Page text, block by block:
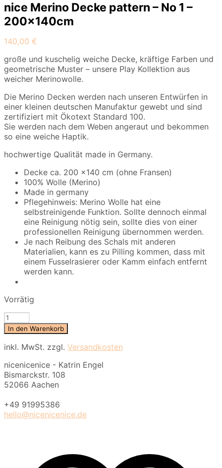
nice Merino Decke pattern – No 1 –
200x140cm
140,00 €
große und kuschelig weiche Decke, kräftige Farben und
geometrische Muster – unsere Play Kollektion aus
weicher Merinowolle.
Die Merino Decken werden nach unseren Entwürfen in
einer kleinen deutschen Manufaktur gewebt und sind
zertifiziert mit Ökotext Standard 100.
Sie werden nach dem Weben angeraut und bekommen
so eine weiche Haptik.
hochwertige Qualität made in Germany.
Decke ca. 200 x140 cm (ohne Fransen)
100% Wolle (Merino)
Made in germany
Pflegehinweis: Merino Wolle hat eine
selbstreinigende Funktion. Sollte dennoch einmal
eine Reinigung nötig sein, sollte dies von einer
professionellen Reinigung übernommen werden.
Je nach Reibung des Schals mit anderen
Materialien, kann es zu Pilling kommen, dass mit
einem Fusselrasierer oder Kamm einfach entfernt
werden kann.
Vorrätig
nice
Merino
Decke
pattern
No
1
-
Menge
In den Warenkorb
inkl. MwSt. zzgl. Versandkosten
nicenicenice - Katrin Engel
Bismarckstr. 108
52066 Aachen
+49 91995386
hello@nicenicenice.de